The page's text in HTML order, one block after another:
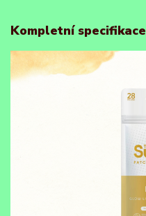
Kompletní specifikace